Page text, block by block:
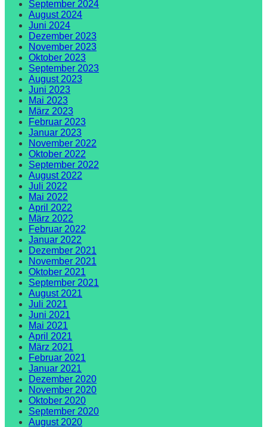
September 2024
August 2024
Juni 2024
Dezember 2023
November 2023
Oktober 2023
September 2023
August 2023
Juni 2023
Mai 2023
März 2023
Februar 2023
Januar 2023
November 2022
Oktober 2022
September 2022
August 2022
Juli 2022
Mai 2022
April 2022
März 2022
Februar 2022
Januar 2022
Dezember 2021
November 2021
Oktober 2021
September 2021
August 2021
Juli 2021
Juni 2021
Mai 2021
April 2021
März 2021
Februar 2021
Januar 2021
Dezember 2020
November 2020
Oktober 2020
September 2020
August 2020